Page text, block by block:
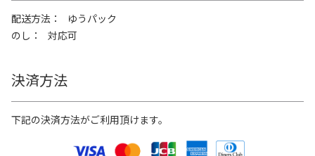
配送方法
ゆうパック
のし
対応可
決済方法
下記の決済方法がご利用頂けます。